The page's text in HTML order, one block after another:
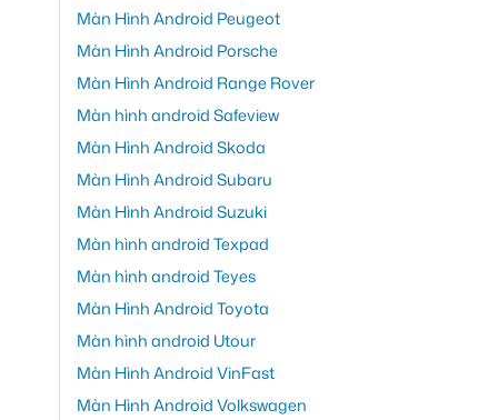
Màn Hình Android Peugeot
Màn Hình Android Porsche
Màn Hình Android Range Rover
Màn hình android Safeview
Màn Hình Android Skoda
Màn Hình Android Subaru
Màn Hình Android Suzuki
Màn hình android Texpad
Màn hình android Teyes
Màn Hình Android Toyota
Màn hình android Utour
Màn Hình Android VinFast
Màn Hình Android Volkswagen